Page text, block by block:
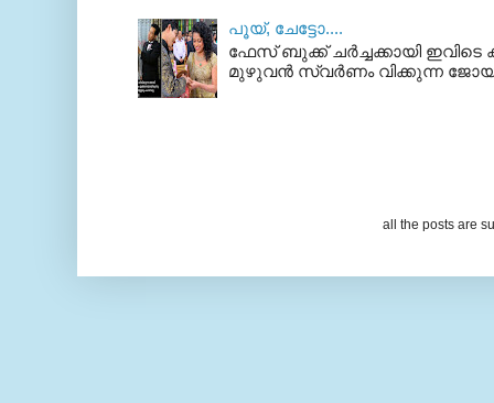
പൂയ്‌, ചേട്ടോ....
ഫേസ് ബുക്ക്‌ ചര്‍ച്ചക്കായി
മുഴുവന്‍ സ്വര്‍ണം വിക്കുന്ന
all the posts are